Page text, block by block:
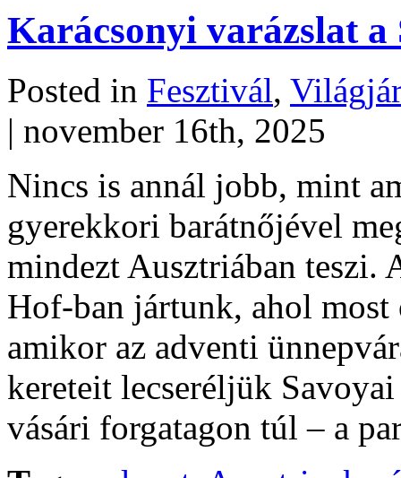
Karácsonyi varázslat
Posted in Fesztivál,
| november 16th, 2025
Nincs is annál jobb, mint
gyerekkori barátnőjével
mindezt Ausztriában teszi.
Hof-ban jártunk, ahol most
amikor az adventi
kereteit lecseréljük
vásári forgatagon túl – a